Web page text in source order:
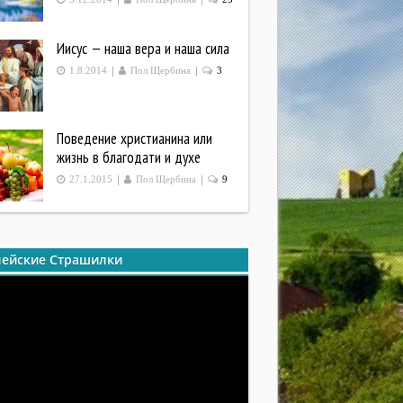
Иисус — наша вера и наша сила
1.8.2014 | Пол Щербина | 3
Поведение христианина или
жизнь в благодати и духе
27.1.2015 | Пол Щербина | 9
Страшилки